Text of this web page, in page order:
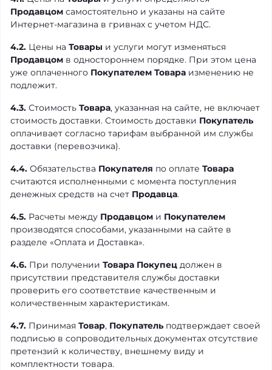
Продавцом самостоятельно и указаны на сайте
Интернет-магазина в гривнах с учетом НДС.
4.2. Цены на Товары и услуги могут изменяться
Продавцом в одностороннем порядке. При этом цена
уже оплаченного Покупателем Товара изменению не
подлежит.
4.3. Стоимость Товара, указанная на сайте, не включает
стоимость доставки. Стоимость доставки Покупатель
оплачивает согласно тарифам выбранной им службы
доставки (перевозчика).
4.4. Обязательства Покупателя по оплате Товара
считаются исполненными с момента поступления
денежных средств на счет Продавца.
4.5. Расчеты между Продавцом и Покупателем
производятся способами, указанными на сайте в
разделе «Оплата и Доставка».
4.6. При получении Товара Покупец должен в
присутствии представителя службы доставки
проверить его соответствие качественным и
количественным характеристикам.
4.7. Принимая Товар, Покупательподтверждает своей
подписью в сопроводительных документах отсутствие
претензий к количеству, внешнему виду и
комплектности товара.